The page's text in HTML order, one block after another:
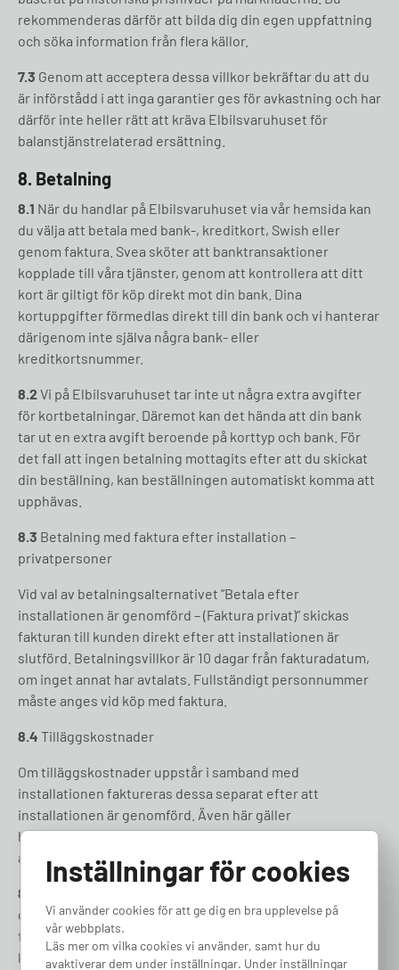
rekommenderas därför att bilda dig din egen uppfattning
och söka information från flera källor.
7.3 Genom att acceptera dessa villkor bekräftar du att du
är införstådd i att inga garantier ges för avkastning och har
därför inte heller rätt att kräva Elbilsvaruhuset för
balanstjänstrelaterad ersättning.
8. Betalning
8.1 När du handlar på Elbilsvaruhuset via vår hemsida kan
du välja att betala med bank-, kreditkort, Swish eller
genom faktura. Svea sköter att banktransaktioner
kopplade till våra tjänster, genom att kontrollera att ditt
kort är giltigt för köp direkt mot din bank. Dina
kortuppgifter förmedlas direkt till din bank och vi hanterar
därigenom inte själva några bank- eller
kreditkortsnummer.
8.2Vi på Elbilsvaruhuset tar inte ut några extra avgifter
för kortbetalningar. Däremot kan det hända att din bank
tar ut en extra avgift beroende på korttyp och bank. För
det fall att ingen betalning mottagits efter att du skickat
din beställning, kan beställningen automatiskt komma att
upphävas.
8.3 Betalning med faktura efter installation –
privatpersoner
Vid val av betalningsalternativet ”Betala efter
installationen är genomförd – (Faktura privat)” skickas
fakturan till kunden direkt efter att installationen är
slutförd. Betalningsvillkor är 10 dagar från fakturadatum,
om inget annat har avtalats. Fullständigt personnummer
måste anges vid köp med faktura.
8.4 Tilläggskostnader
Om tilläggskostnader uppstår i samband med
installationen faktureras dessa separat efter att
installationen är genomförd. Även här gäller
betalningsvillkor på 10 dagar, om inget annat särskilt
avtalats.
8.5
Vid beställning av batterier för hemmalagring
genomför Elbilsvaruhuset en kreditupplysning och
förbehåller sig rätten att avbryta Kundens beställning ifall
kreditbedömningen nekas. Godkänns kreditupplysningen
Inställningar för cookies
Vi använder cookies för att ge dig en bra upplevelse på
vår webbplats.
Läs mer om vilka cookies vi använder, samt hur du
avaktiverar dem under inställningar. Under inställningar